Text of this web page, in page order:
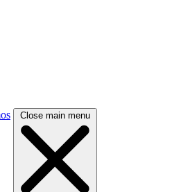
Close main menu